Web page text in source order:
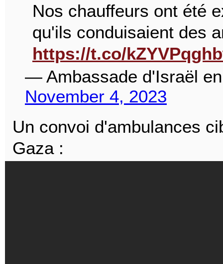
Nos chauffeurs ont été
qu'ils conduisaient des
https://t.co/
— Ambassade d'Israël
November 4, 2023
Un convoi d'ambulances
Gaza :